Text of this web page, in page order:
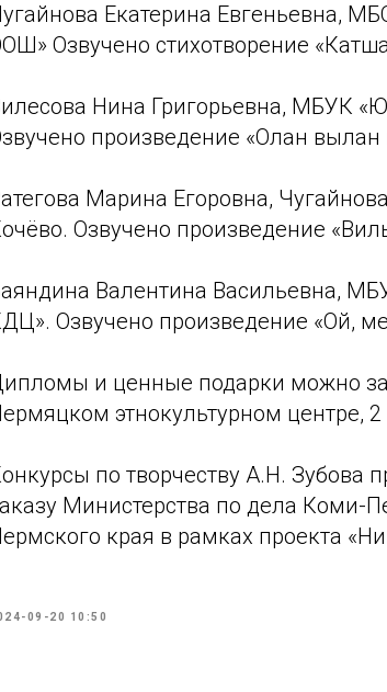
Екатерина Евгеньевна,
Озвучено стихотворение
Нина Григорьевна, МБУК
произведение «Олан вылан
Марина Егоровна,
Озвучено произведение
Валентина Васильевна,
Озвучено произведение «Ой,
и ценные подарки можно
этнокультурном центре,
по творчеству А.Н. Зубова
Министерства по дела Коми-
края в рамках проекта
09-20 10:50